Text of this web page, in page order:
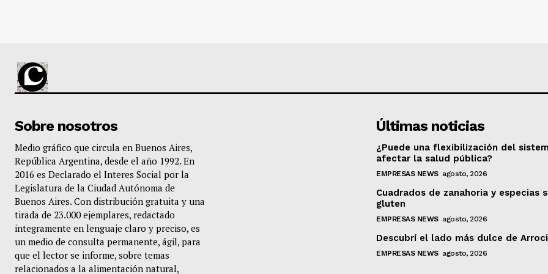
Sobre nosotros
Medio gráfico que circula en Buenos Aires,
República Argentina, desde el año 1992. En
2016 es Declarado el Interes Social por la
Legislatura de la Ciudad Autónoma de
Buenos Aires. Con distribución gratuita y una
tirada de 23.000 ejemplares, redactado
integramente en lenguaje claro y preciso, es
un medio de consulta permanente, ágil, para
que el lector se informe, sobre temas
relacionados a la alimentación natural,
Últimas noticias
¿Puede una flexibilización del
afectar la salud pública?
EMPRESAS NEWS agosto, 2026
Cuadrados de zanahoria y especias
gluten
EMPRESAS NEWS agosto, 2026
Descubrí el lado más dulce de
EMPRESAS NEWS agosto, 2026